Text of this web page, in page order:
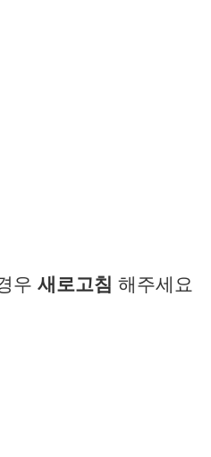
우 새로고침 해주세요